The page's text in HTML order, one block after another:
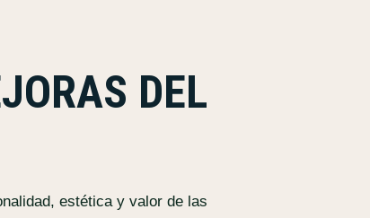
DEL
estética y valor de las